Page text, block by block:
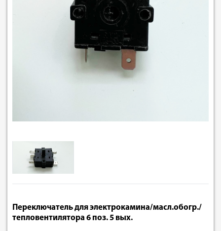
Переключатель для электрокамина/масл.обогр./
тепловентилятора 6 поз. 5 вых.